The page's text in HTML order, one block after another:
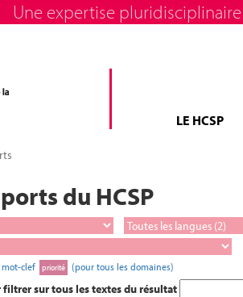
Une expertise
LE HCSP
du HCSP
mot-clef priorité (pour tous les domaines)
filtrer sur tous les textes du résultat